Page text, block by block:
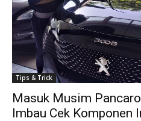
Tips & Trick
Masuk Musim
Imbau Cek Komponen